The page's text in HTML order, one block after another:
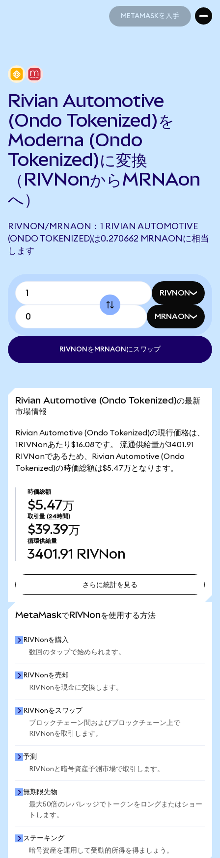
METAMASKを入手
Rivian Automotive
(Ondo Tokenized)を
Moderna (Ondo
Tokenized)に変換
（RIVNonからMRNAon
へ）
RIVNON/MRNAON：1 RIVIAN AUTOMOTIVE
(ONDO TOKENIZED)は0.270662 MRNAONに相当
します
RIVNON
MRNAON
RIVNONをMRNAONにスワップ
Rivian Automotive (Ondo Tokenized)の最新
市場情報
Rivian Automotive (Ondo Tokenized)の現行価格は、
1RIVNonあたり$16.08です。 流通供給量が3401.91
RIVNonであるため、Rivian Automotive (Ondo
Tokenized)の時価総額は$5.47万となります。
時価総額
$5.47万
取引量 (24時間)
$39.39万
循環供給量
3401.91 RIVNon
さらに統計を見る
MetaMaskでRIVNonを使用する方法
RIVNonを購入
数回のタップで始められます。
RIVNonを売却
RIVNonを現金に交換します。
RIVNonをスワップ
ブロックチェーン間およびブロックチェーン上で
RIVNonを取引します。
予測
RIVNonと暗号資産予測市場で取引します。
無期限先物
最大50倍のレバレッジでトークンをロングまたはショー
トします。
ステーキング
暗号資産を運用して受動的所得を得ましょう。